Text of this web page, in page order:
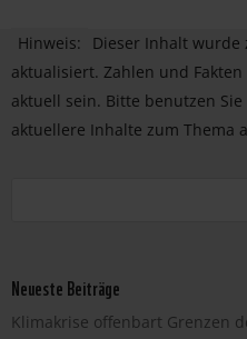
Hinweis:
Dieser Inhalt wurde
aktualisiert. Zahlen und
aktuell sein. Bitte benutzen Sie
aktuellere Inhalte zum Thema
Neueste Beiträge
Klimakrise offenbart Grenzen